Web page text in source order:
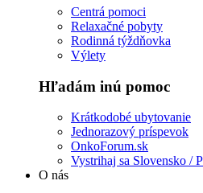
Centrá pomoci
Relaxačné pobyty
Rodinná týždňovka
Výlety
Hľadám inú pomoc
Krátkodobé ubytovanie
Jednorazový príspevok
OnkoForum.sk
Vystrihaj sa Slovensko /
O nás